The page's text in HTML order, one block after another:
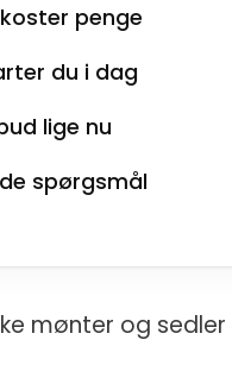
penge
du i dag
lige nu
spørgsmål